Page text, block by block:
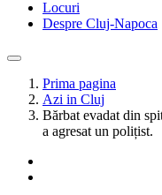
Locuri
Despre Cluj-Napoca
Prima pagina
Azi in Cluj
Bărbat evadat din
a agresat un polițist.